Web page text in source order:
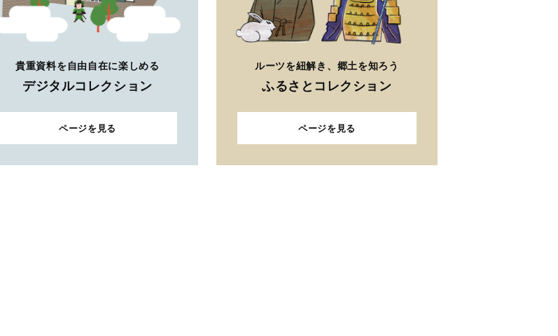
貴重資料を自由自在に楽しめる
デジタルコレクション
ページを見る
ルーツを紐解き、郷土を知ろう
ふるさとコレクション
ページを見る